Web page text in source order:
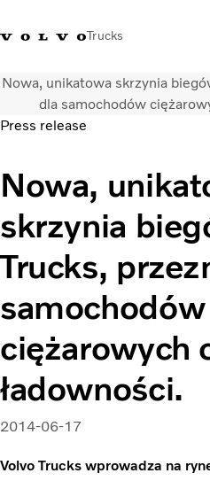
Trucks
+48 22 383 45 00 Sklep Volvo Trucks
Samochody ciężarowe
Usługi
Wyszukiwarka dealerów
Aktualności
O nas
Volvo Truck Builder
Kontakt
Nowa, unikatowa skrzynia
dla samochodów
Press release
Nowa,
skrzynia
Trucks,
samochodów
ciężarowych
ładowności.
2014-06-17
Volvo Trucks wprowadza na